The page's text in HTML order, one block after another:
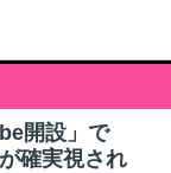
開設」で
確実視され